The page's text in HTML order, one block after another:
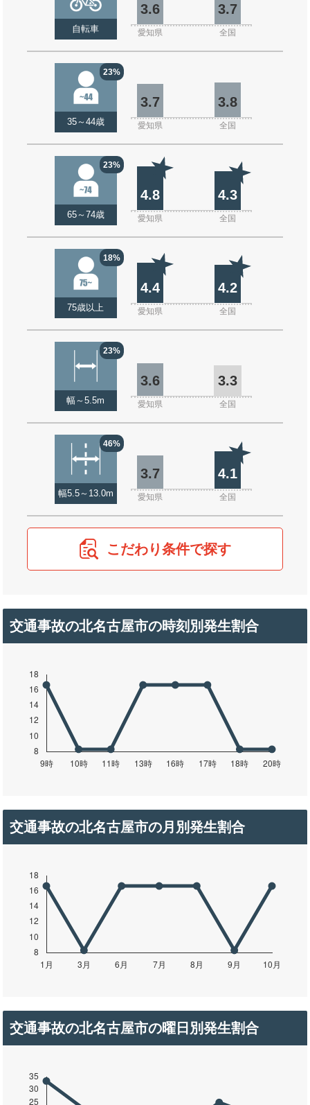
自転車
3.6 3.7
愛知県 全国
23%
35～44歳
3.7 3.8
愛知県 全国
23%
65～74歳
4.8 4.3
愛知県 全国
18%
75歳以上
4.4 4.2
愛知県 全国
23%
幅～5.5m
3.6 3.3
愛知県 全国
46%
幅5.5～13.0m
3.7 4.1
愛知県 全国
こだわり条件で探す
交通事故の北名古屋市の時刻別発生割合
交通事故の北名古屋市の月別発生割合
交通事故の北名古屋市の曜日別発生割合